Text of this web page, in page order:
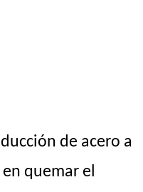
de acero a
quemar el